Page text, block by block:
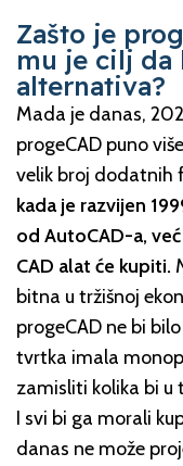
Zašto je
mu je cilj da
alternativa?
Mada je danas,
progeCAD puno
velik broj dodatnih
kada je razvijen
od AutoCAD-a,
CAD alat će kupiti.
bitna u tržišnoj
progeCAD ne bi
tvrtka imala
zamisliti kolika bi u
I svi bi ga morali
danas ne može